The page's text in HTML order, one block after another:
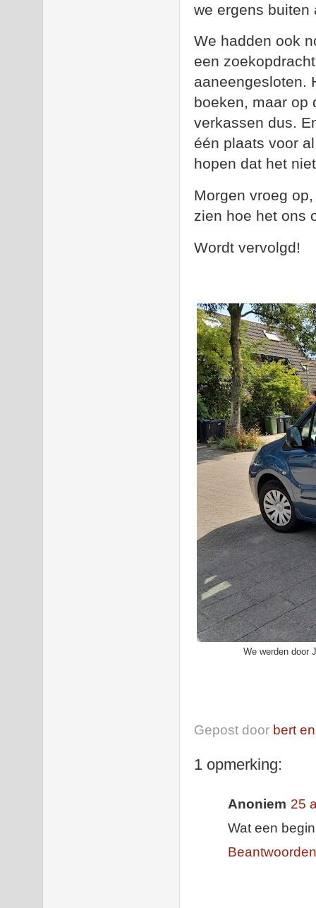
we ergens buiten
We hadden ook
een
aaneengesloten.
boeken, maar op
verkassen dus.
één plaats voor
hopen dat het
Morgen vroeg
zien hoe het ons
Wordt vervolgd!
We werden door
Gepost door bert
1 opmerking:
Anoniem 25
Wat een
Beantwoorden